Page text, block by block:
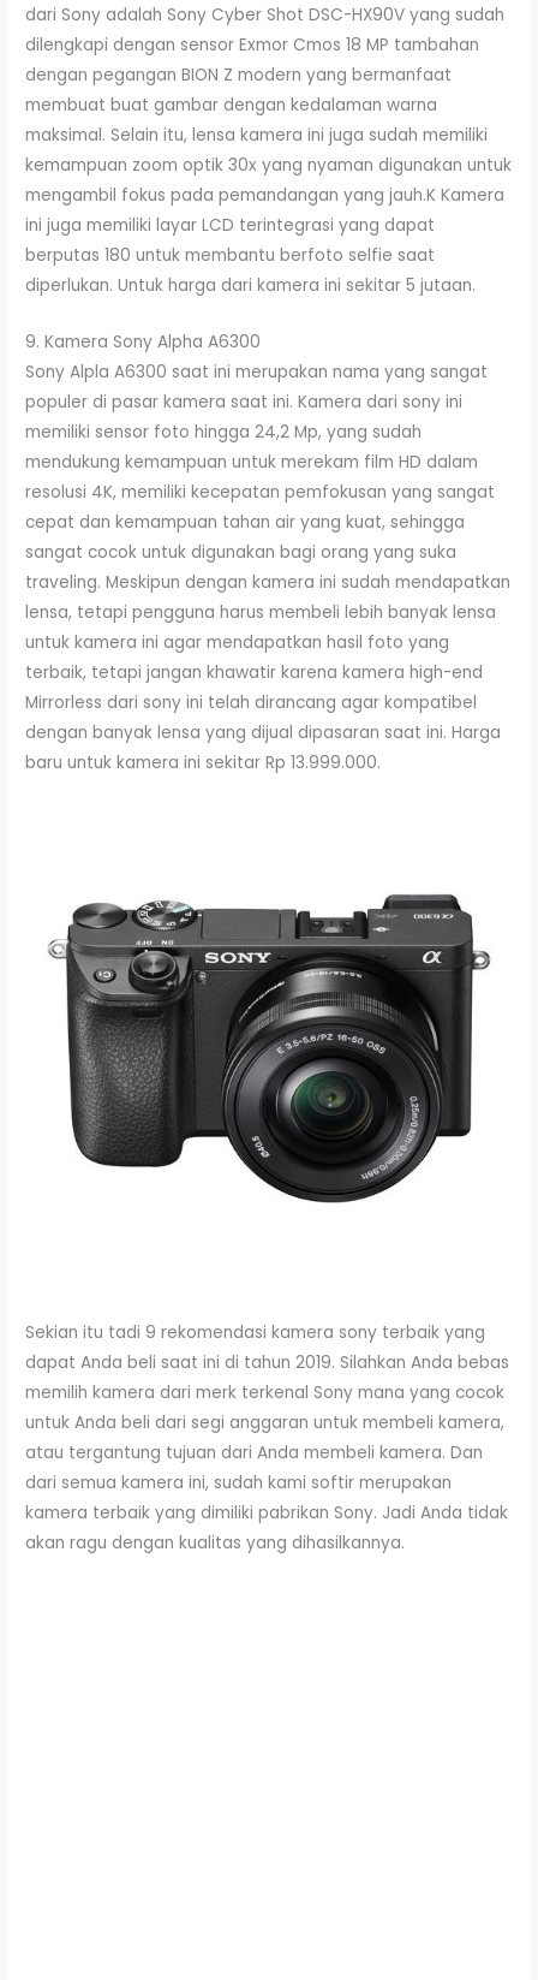
dari Sony adalah Sony Cyber ​​Shot DSC-HX90V yang sudah
dilengkapi dengan sensor Exmor Cmos 18 MP tambahan
dengan pegangan BION Z modern yang bermanfaat
membuat buat gambar dengan kedalaman warna
maksimal. Selain itu, lensa kamera ini juga sudah memiliki
kemampuan zoom optik 30x yang nyaman digunakan untuk
mengambil fokus pada pemandangan yang jauh.K Kamera
ini juga memiliki layar LCD terintegrasi yang dapat
berputas 180 untuk membantu berfoto selfie saat
diperlukan. Untuk harga dari kamera ini sekitar 5 jutaan.
9. Kamera Sony Alpha A6300
Sony Alpla A6300 saat ini merupakan nama yang sangat
populer di pasar kamera saat ini. Kamera dari sony ini
memiliki sensor foto hingga 24,2 Mp, yang sudah
mendukung kemampuan untuk merekam film HD dalam
resolusi 4K, memiliki kecepatan pemfokusan yang sangat
cepat dan kemampuan tahan air yang kuat, sehingga
sangat cocok untuk digunakan bagi orang yang suka
traveling. Meskipun dengan kamera ini sudah mendapatkan
lensa, tetapi pengguna harus membeli lebih banyak lensa
untuk kamera ini agar mendapatkan hasil foto yang
terbaik, tetapi jangan khawatir karena kamera high-end
Mirrorless dari sony ini telah dirancang agar kompatibel
dengan banyak lensa yang dijual dipasaran saat ini. Harga
baru untuk kamera ini sekitar Rp 13.999.000.
Sekian itu tadi 9 rekomendasi kamera sony terbaik yang
dapat Anda beli saat ini di tahun 2019. Silahkan Anda bebas
memilih kamera dari merk terkenal Sony mana yang cocok
untuk Anda beli dari segi anggaran untuk membeli kamera,
atau tergantung tujuan dari Anda membeli kamera. Dan
dari semua kamera ini, sudah kami softir merupakan
kamera terbaik yang dimiliki pabrikan Sony. Jadi Anda tidak
akan ragu dengan kualitas yang dihasilkannya.